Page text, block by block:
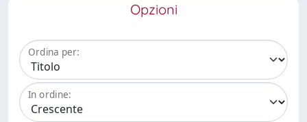
Opzioni
Ordina per:
In ordine: